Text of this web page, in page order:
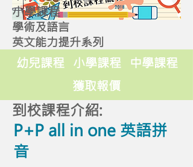
小學課程
學術及語言
英文能力提升系列
幼兒課程 小學課程
中學課程
獲取報價
到校課程介紹:
P+P all in one 英語拼
音